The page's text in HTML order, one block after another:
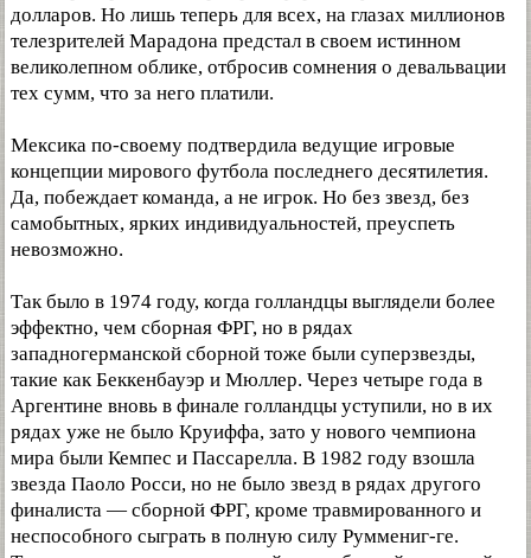
долларов. Но лишь теперь для всех, на глазах миллионов
телезрителей Марадона предстал в своем истинном
великолепном облике, отбросив сомнения о девальвации
тех сумм, что за него платили.
Мексика по-своему подтвердила ведущие игровые
концепции мирового футбола последнего десятилетия.
Да, побеждает команда, а не игрок. Но без звезд, без
самобытных, ярких индивидуальностей, преуспеть
невозможно.
Так было в 1974 году, когда голландцы выглядели более
эффектно, чем сборная ФРГ, но в рядах
западногерманской сборной тоже были суперзвезды,
такие как Беккенбауэр и Мюллер. Через четыре года в
Аргентине вновь в финале голландцы уступили, но в их
рядах уже не было Круиффа, зато у нового чемпиона
мира были Кемпес и Пассарелла. В 1982 году взошла
звезда Паоло Росси, но не было звезд в рядах другого
финалиста — сборной ФРГ, кроме травмированного и
неспособного сыграть в полную силу Руммениг-ге.